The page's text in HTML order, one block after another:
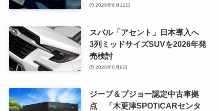
2026年6月11日
スバル「アセント」日本導入へ
3列ミッドサイズSUVを2026年発
売検討
2026年6月8日
ジープ＆プジョー認定中古車拠
点 「木更津SPOTiCARセンタ